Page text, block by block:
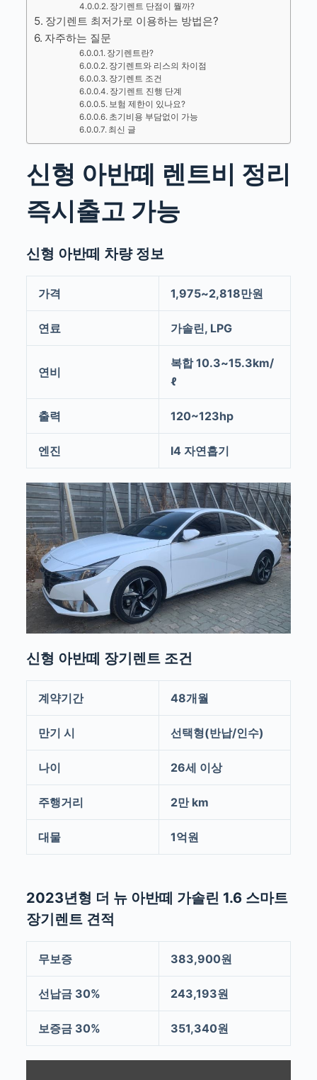
장기렌트 단점이 뭘까?
장기렌트 최저가로 이용하는 방법은?
자주하는 질문
장기렌트란?
장기렌트와 리스의 차이점
장기렌트 조건
장기렌트 진행 단계
보험 제한이 있나요?
초기비용 부담없이 가능
최신 글
신형 아반떼 렌트비 정리
즉시출고 가능
신형 아반떼 차량 정보
가격 1,975~2,818만원
연료 가솔린, LPG
연비
복합 10.3~15.3km/
ℓ
출력 120~123hp
엔진 I4 자연흡기
신형 아반떼 장기렌트 조건
계약기간 48개월
만기 시 선택형(반납/인수)
나이 26세 이상
주행거리 2만 km
대물 1억원
2023년형 더 뉴 아반떼 가솔린 1.6 스마트
장기렌트 견적
무보증 383,900원
선납금 30% 243,193원
보증금 30% 351,340원